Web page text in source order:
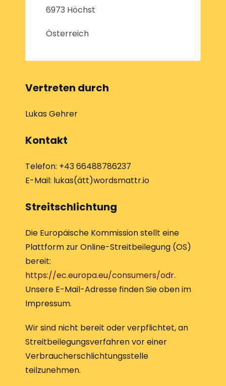
6973 Höchst
Österreich
Vertreten durch
Lukas Gehrer
Kontakt
Telefon: +43 66488786237
E-Mail: lukas(ätt)wordsmattr.io
Streitschlichtung
Die Europäische Kommission stellt eine
Plattform zur Online-Streitbeilegung (OS)
bereit:
https://ec.europa.eu/consumers/odr.
Unsere E-Mail-Adresse finden Sie oben im
Impressum.
Wir sind nicht bereit oder verpflichtet, an
Streitbeilegungsverfahren vor einer
Verbraucherschlichtungsstelle
teilzunehmen.